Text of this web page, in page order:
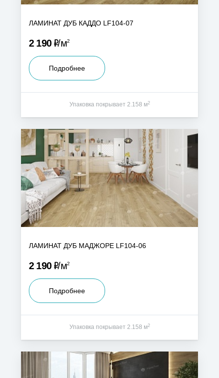
ЛАМИНАТ ДУБ КАДДО LF104-07
2 190Р м2
Подробнее
Упаковка покрывает 2.158 м2
ЛАМИНАТ ДУБ МАДЖОРЕ LF104-06
2 190Р м2
Подробнее
Упаковка покрывает 2.158 м2